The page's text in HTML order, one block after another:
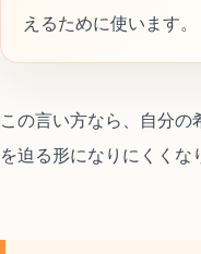
えるために使います
この言い方なら、自分
を迫る形になりにくくな